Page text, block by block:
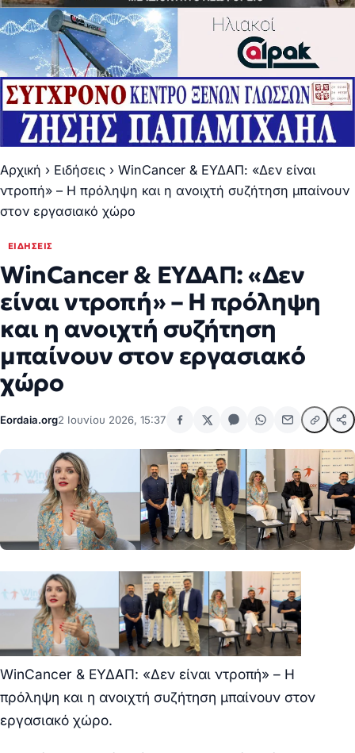
Αρχική › Ειδήσεις › WinCancer & ΕΥΔΑΠ: «Δεν είναι
ντροπή» – Η πρόληψη και η ανοιχτή συζήτηση μπαίνουν
στον εργασιακό χώρο
ΕΙΔΉΣΕΙΣ
WinCancer & ΕΥΔΑΠ: «Δεν
είναι ντροπή» – Η πρόληψη
και η ανοιχτή συζήτηση
μπαίνουν στον εργασιακό
χώρο
Eordaia.org2 Ιουνίου 2026, 15:37
WinCancer & ΕΥΔΑΠ: «Δεν είναι ντροπή» – Η
πρόληψη και η ανοιχτή συζήτηση μπαίνουν στον
εργασιακό χώρο.